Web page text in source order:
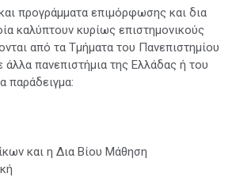
προγράμματα επιμόρφωσης και δια
καλύπτουν κυρίως επιστημονικούς
από τα Τμήματα του Πανεπιστημίου
πανεπιστήμια της Ελλάδας ή του
παράδειγμα:
και η Δια Βίου Μάθηση